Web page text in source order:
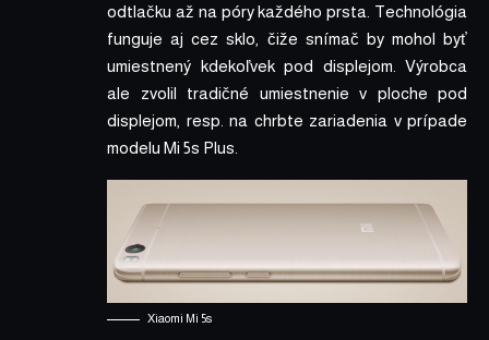
odtlačku až na póry každého prsta. Technológia
funguje aj cez sklo, čiže snímač by mohol byť
umiestnený kdekoľvek pod displejom. Výrobca
ale zvolil tradičné umiestnenie v ploche pod
displejom, resp. na chrbte zariadenia v prípade
modelu Mi 5s Plus.
Xiaomi Mi 5s